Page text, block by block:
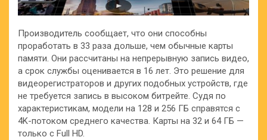
Производитель сообщает, что они способны
проработать в 33 раза дольше, чем обычные карты
памяти. Они рассчитаны на непрерывную запись видео,
а срок службы оценивается в 16 лет. Это решение для
видеорегистраторов и других подобных устройств, где
не требуется запись в высоком битрейте. Судя по
характеристикам, модели на 128 и 256 ГБ справятся с
4K-потоком среднего качества. Карты на 32 и 64 ГБ —
только с Full HD.